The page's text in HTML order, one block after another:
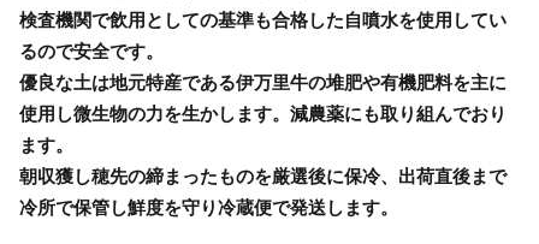
検査機関で飲用としての基準も合格した自噴水を使用してい
るので安全です。
優良な土は地元特産である伊万里牛の堆肥や有機肥料を主に
使用し微生物の力を生かします。減農薬にも取り組んでおり
ます。
朝収獲し穂先の締まったものを厳選後に保冷、出荷直後まで
冷所で保管し鮮度を守り冷蔵便で発送します。